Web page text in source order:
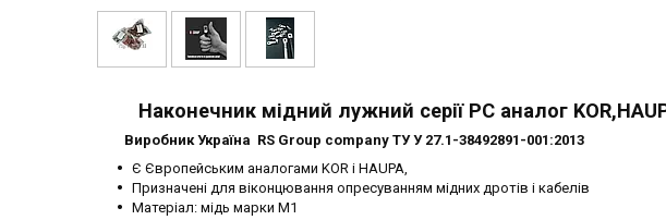
Наконечник мідний лужний серії РС аналог
Виробник Україна RS Group company ТУ У 27.1-38492891-001:2013
Є Європейським аналогами KOR і HAUPA,
Призначені для віконцювання опресуванням мідних дротів і кабелів
Матеріал: мідь марки М1